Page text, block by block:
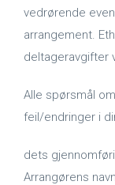
vedrørende
arrangement.
deltageravgifter
Alle spørsmål
feil/endringer i
dets
Arrangørens